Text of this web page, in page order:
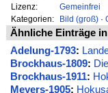
Lizenz:
Gemeinfrei
Kategorien:
Bild (groß)·
Ähnliche Einträge
Adelung-1793:
Brockhaus-1809:
Brockhaus-1911:
Meyers-1905: